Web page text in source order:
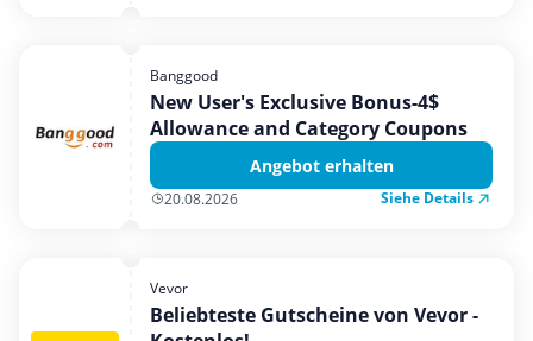
Banggood
New User's Exclusive Bonus-4$
Allowance and Category Coupons
Angebot erhalten
20.08.2026 Siehe Details
Vevor
Beliebteste Gutscheine von Vevor -